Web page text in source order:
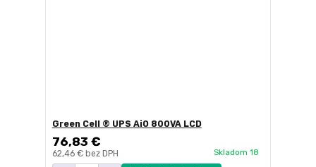
Green Cell ® UPS AiO 800VA LCD
76,83 €
62,46 € bez DPH Skladom 18